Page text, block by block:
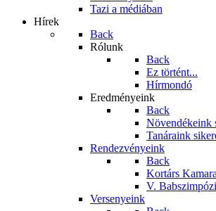
Tazi a médiában
Hírek
Back
Rólunk
Back
Ez történt...
Hírmondó
Eredményeink
Back
Növendékeink
Tanáraink
Rendezvényeink
Back
Kortárs
V.
Versenyeink